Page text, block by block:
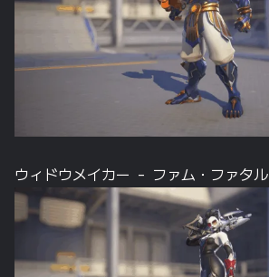
ウィドウメイカー – ファム・ファタル